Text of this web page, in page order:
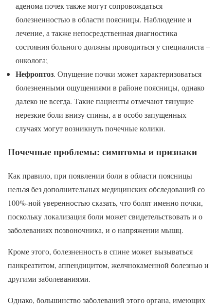
аденома почек также могут сопровождаться
болезненностью в области поясницы. Наблюдение и
лечение, а также непосредственная диагностика
состояния больного должны проводиться у специалиста –
онколога;
Нефроптоз. Опущение почки может характеризоваться
болезненными ощущениями в районе поясницы, однако
далеко не всегда. Такие пациенты отмечают тянущие
нерезкие боли внизу спины, а в особо запущенных
случаях могут возникнуть почечные колики.
Почечные проблемы: симптомы и признаки
Как правило, при появлении боли в области поясницы
нельзя без дополнительных медицинских обследований со
100%-ной уверенностью сказать, что болят именно почки,
поскольку локализация боли может свидетельствовать и о
заболеваниях позвоночника, и о напряжении мышц.
Кроме этого, болезненность в спине может вызываться
панкреатитом, аппендицитом, желчнокаменной болезнью и
другими заболеваниями.
Однако, большинство заболеваний этого органа, имеющих